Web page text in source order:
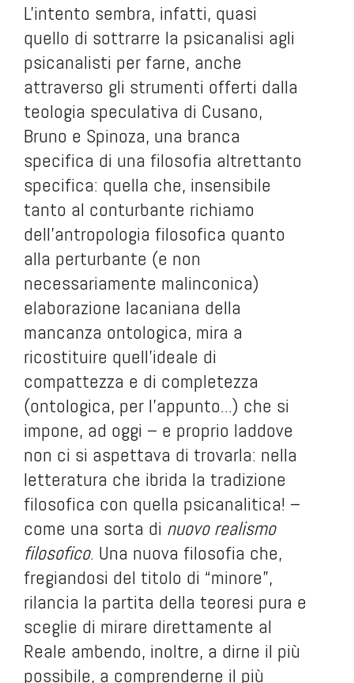
L'intento sembra, infatti, quasi
quello di sottrarre la psicanalisi agli
psicanalisti per farne, anche
attraverso gli strumenti offerti dalla
teologia speculativa di Cusano,
Bruno e Spinoza, una branca
specifica di una filosofia altrettanto
specifica: quella che, insensibile
tanto al conturbante richiamo
dell'antropologia filosofica quanto
alla perturbante (e non
necessariamente malinconica)
elaborazione lacaniana della
mancanza ontologica, mira a
ricostituire quell'ideale di
compattezza e di completezza
(ontologica, per l'appunto...) che si
impone, ad oggi – e proprio laddove
non ci si aspettava di trovarla: nella
letteratura che ibrida la tradizione
filosofica con quella psicanalitica! –
come una sorta di nuovo realismo
filosofico. Una nuova filosofia che,
fregiandosi del titolo di “minore”,
rilancia la partita della teoresi pura e
sceglie di mirare direttamente al
Reale ambendo, inoltre, a dirne il più
possibile, a comprenderne il più